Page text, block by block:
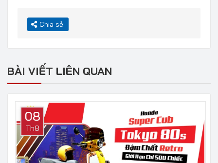
Chia sẻ:
BÀI VIẾT LIÊN QUAN
08
Th8